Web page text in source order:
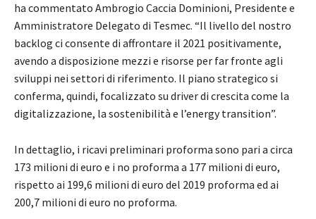
ha commentato Ambrogio Caccia Dominioni, Presidente e
Amministratore Delegato di Tesmec. “Il livello del nostro
backlog ci consente di affrontare il 2021 positivamente,
avendo a disposizione mezzi e risorse per far fronte agli
sviluppi nei settori di riferimento. Il piano strategico si
conferma, quindi, focalizzato su driver di crescita come la
digitalizzazione, la sostenibilità e l’energy transition”.
In dettaglio, i ricavi preliminari proforma sono pari a circa
173 milioni di euro e i no proforma a 177 milioni di euro,
rispetto ai 199,6 milioni di euro del 2019 proforma ed ai
200,7 milioni di euro no proforma.